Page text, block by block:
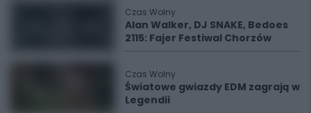
Czas Wolny
Alan Walker, DJ SNAKE, Bedoes
2115: Fajer Festiwal Chorzów
Czas Wolny
Światowe gwiazdy EDM zagrają w
Legendii